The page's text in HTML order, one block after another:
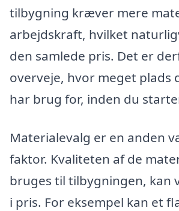
tilbygning kræver mere
arbejdskraft, hvilket
den samlede pris. Det er
overveje, hvor meget plads
har brug for, inden du
Materialevalg er en anden
faktor. Kvaliteten af de
bruges til tilbygningen, kan
i pris. For eksempel kan et